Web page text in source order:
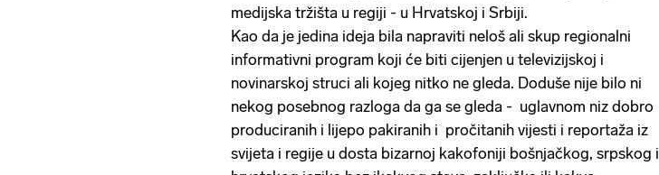
medijska tržišta u regiji - u Hrvatskoj i Srbiji.
Kao da je jedina ideja bila napraviti neloš ali skup regionalni
informativni program koji će biti cijenjen u televizijskoj i
novinarskoj struci ali kojeg nitko ne gleda. Doduše nije bilo ni
nekog posebnog razloga da ga se gleda - uglavnom niz dobro
produciranih i lijepo pakiranih i pročitanih vijesti i reportaža iz
svijeta i regije u dosta bizarnoj kakofoniji bošnjačkog, srpskog i